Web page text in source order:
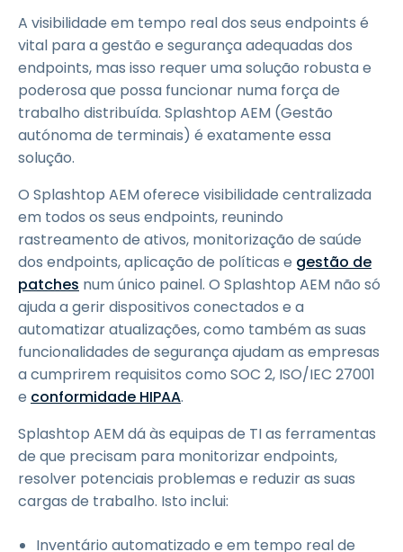
A visibilidade em tempo real dos seus endpoints é
vital para a gestão e segurança adequadas dos
endpoints, mas isso requer uma solução robusta e
poderosa que possa funcionar numa força de
trabalho distribuída. Splashtop AEM (Gestão
autónoma de terminais) é exatamente essa
solução.
O Splashtop AEM oferece visibilidade centralizada
em todos os seus endpoints, reunindo
rastreamento de ativos, monitorização de saúde
dos endpoints, aplicação de políticas e gestão de
patches num único painel. O Splashtop AEM não só
ajuda a gerir dispositivos conectados e a
automatizar atualizações, como também as suas
funcionalidades de segurança ajudam as empresas
a cumprirem requisitos como SOC 2, ISO/IEC 27001
e conformidade HIPAA.
Splashtop AEM dá às equipas de TI as ferramentas
de que precisam para monitorizar endpoints,
resolver potenciais problemas e reduzir as suas
cargas de trabalho. Isto inclui:
Inventário automatizado e em tempo real de